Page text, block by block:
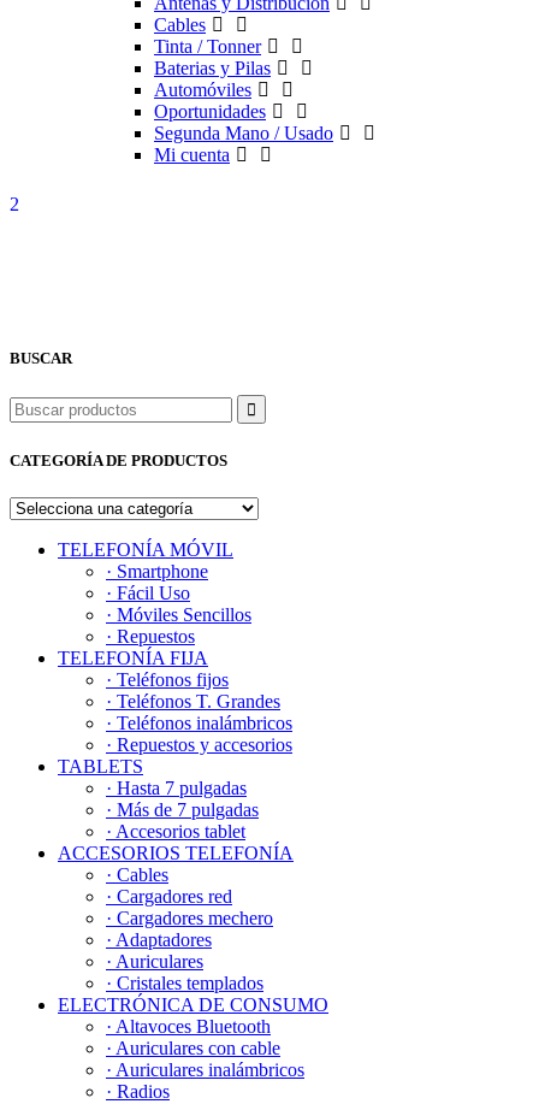
Cables
Tinta / Tonner
Baterias y Pilas
Automóviles
Oportunidades
Segunda Mano / Usado
Mi cuenta
BUSCAR
Buscar
CATEGORÍA DE PRODUCTOS
TELEFONÍA MÓVIL
· Smartphone
· Fácil Uso
· Móviles Sencillos
· Repuestos
TELEFONÍA FIJA
· Teléfonos fijos
· Teléfonos T. Grandes
· Teléfonos inalámbricos
· Repuestos y accesorios
TABLETS
· Hasta 7 pulgadas
· Más de 7 pulgadas
· Accesorios tablet
ACCESORIOS TELEFONÍA
· Cables
· Cargadores red
· Cargadores mechero
· Adaptadores
· Auriculares
· Cristales templados
ELECTRÓNICA DE CONSUMO
· Altavoces Bluetooth
· Auriculares con cable
· Auriculares inalámbricos
· Radios